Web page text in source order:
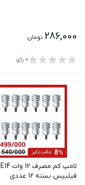
286,000 تومان
0 رای
لامپ کم مصرف 12 وات E14
فیلیپس بسته 12 عددی